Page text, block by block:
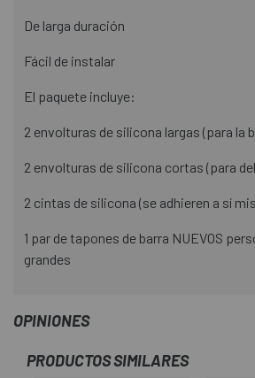
De larga duración
Fácil de instalar
El paquete incluye:
2 envolturas de silicona largas (para la
2 envolturas de silicona cortas (para
2 cintas de silicona (se adhieren a sí
1 par de tapones de barra NUEVOS
grandes
OPINIONES
PRODUCTOS SIMILARES